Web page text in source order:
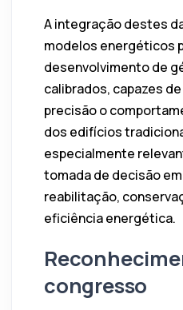
A integração destes
modelos energéticos
desenvolvimento de
calibrados, capazes
precisão o
dos edifícios
especialmente
tomada de decisão
reabilitação,
eficiência energética.
congresso